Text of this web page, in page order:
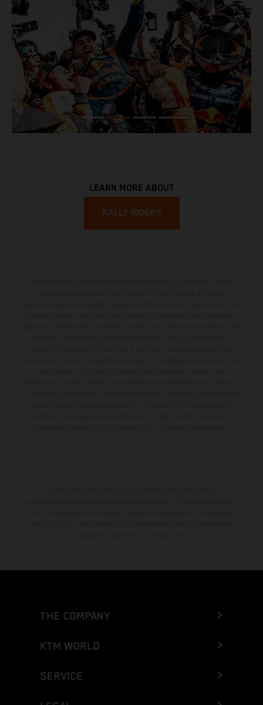
LEARN MORE ABOUT
RALLY RIDERS
THE COMPANY
KTM WORLD
SERVICE